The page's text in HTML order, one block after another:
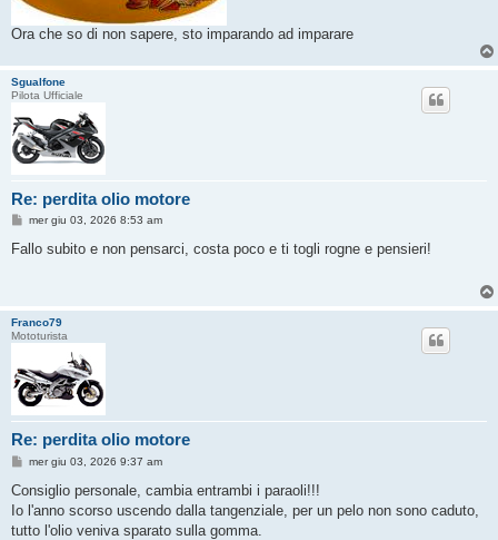
Ora che so di non sapere, sto imparando ad imparare
Sgualfone
Pilota Ufficiale
Re: perdita olio motore
M
s
i
o
mer giu 03, 2026 8:53 am
Fallo subito e non pensarci, costa poco e ti togli rogne e pensieri!
Franco79
Mototurista
Re: perdita olio motore
M
s
a
g
mer giu 03, 2026 9:37 am
Consiglio personale, cambia entrambi i paraoli!!!
Io l'anno scorso uscendo dalla tangenziale, per un pelo non sono caduto,
tutto l'olio veniva sparato sulla gomma.